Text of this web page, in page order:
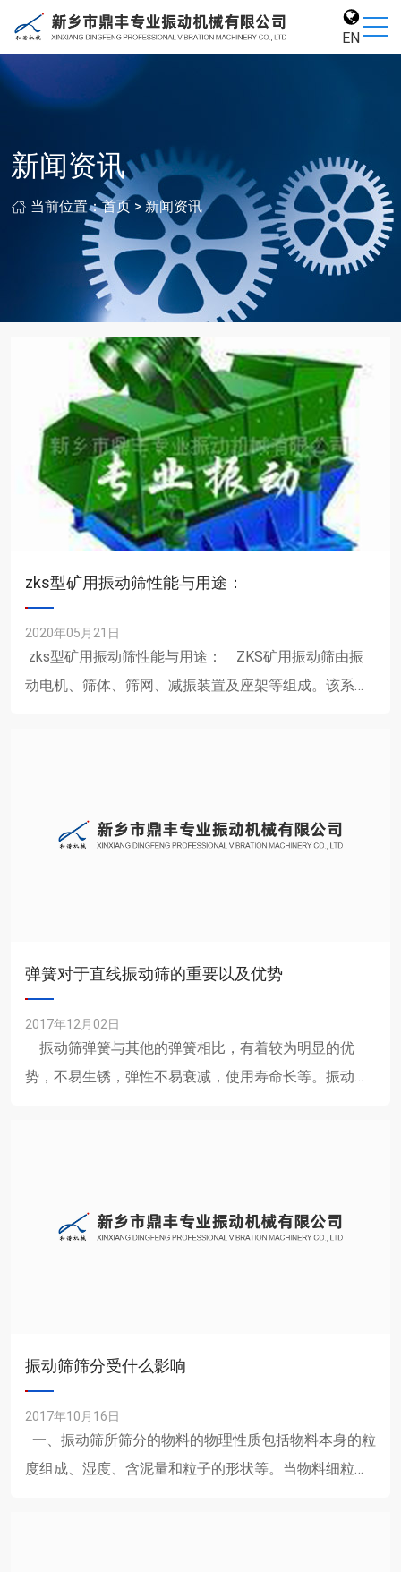
EN
新闻资讯
当前位置：首页 > 新闻资讯
zks型矿用振动筛性能与用途：
2020年05月21日
zks型矿用振动筛性能与用途： ZKS矿用振动筛由振
动电机、筛体、筛网、减振装置及座架等组成。该系列
弹簧对于直线振动筛的重要以及优势
2017年12月02日
振动筛弹簧与其他的弹簧相比，有着较为明显的优
势，不易生锈，弹性不易衰减，使用寿命长等。振动筛
振动筛筛分受什么影响
2017年10月16日
一、振动筛所筛分的物料的物理性质包括物料本身的粒
度组成、湿度、含泥量和粒子的形状等。当物料细粒含